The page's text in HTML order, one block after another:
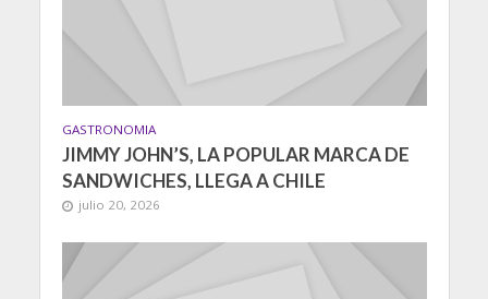
GASTRONOMIA
JIMMY JOHN’S, LA POPULAR MARCA DE
SANDWICHES, LLEGA A CHILE
julio 20, 2026